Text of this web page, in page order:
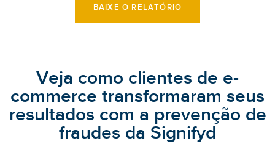
BAIXE O RELATÓRIO
Veja como clientes de e-
commerce transformaram seus
resultados com a prevenção de
fraudes da Signifyd